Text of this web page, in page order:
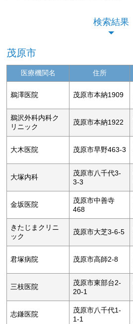
検索結果
茂原市
医療機関名 住所
鵜澤医院 茂原市本納1909
鵜沢外科内科ク
リニック
茂原市本納1922
大木医院 茂原市早野463-3
大塚内科
茂原市八千代3-
3-3
金坂医院
茂原市中善寺
468
きたじまクリニ
ック
茂原市大芝3-6-5
君塚病院 茂原市高師2-8
三枝医院
茂原市東部台2-
20-1
志鎌医院
茂原市八千代1-
1-1